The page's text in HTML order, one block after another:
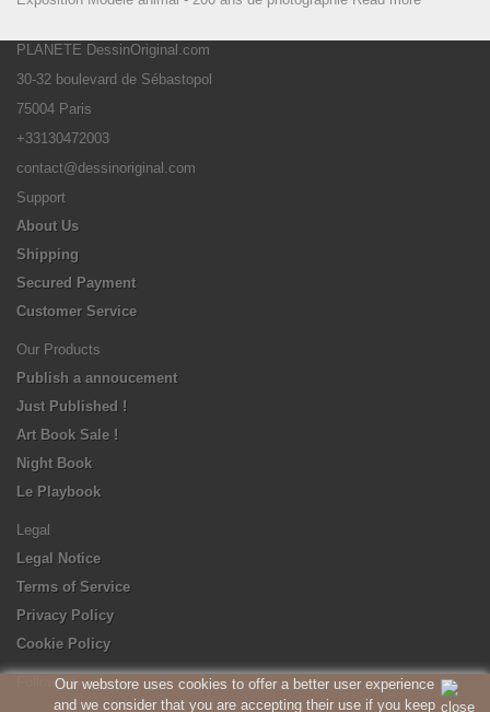
Our webstore uses cookies to offer a better user experience
and we consider that you are accepting their use if you keep
PLANETE DessinOriginal.com
30-32 boulevard de Sébastopol
75004 Paris
+33130472003
contact@dessinoriginal.com
Support
About Us
Shipping
Secured Payment
Customer Service
Our Products
Publish a annoucement
Just Published !
Art Book Sale !
Night Book
Le Playbook
Legal
Legal Notice
Terms of Service
Privacy Policy
Cookie Policy
Follow us